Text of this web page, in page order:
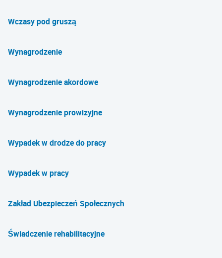
Wczasy pod gruszą
Wynagrodzenie
Wynagrodzenie akordowe
Wynagrodzenie prowizyjne
Wypadek w drodze do pracy
Wypadek w pracy
Zakład Ubezpieczeń Społecznych
Świadczenie rehabilitacyjne